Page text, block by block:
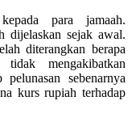
para jamaah.
dijelaskan sejak awal.
diterangkan berapa
tidak mengakibatkan
sebenarnya
kurs rupiah terhadap